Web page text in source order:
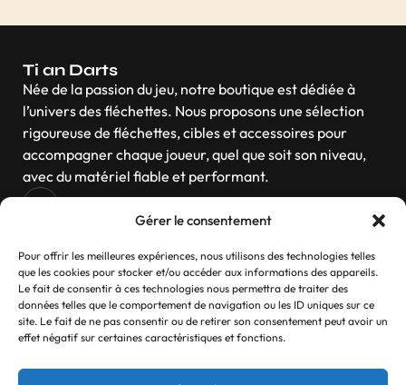
Gérer le consentement
Pour offrir les meilleures expériences, nous utilisons des technologies telles
que les cookies pour stocker et/ou accéder aux informations des appareils.
Le fait de consentir à ces technologies nous permettra de traiter des
données telles que le comportement de navigation ou les ID uniques sur ce
site. Le fait de ne pas consentir ou de retirer son consentement peut avoir un
effet négatif sur certaines caractéristiques et fonctions.
Ti an Darts
Née de la passion du jeu, notre boutique est dédiée à
l’univers des fléchettes. Nous proposons une sélection
rigoureuse de fléchettes, cibles et accessoires pour
accompagner chaque joueur, quel que soit son niveau,
avec du matériel fiable et performant.
Navigation
Contactez-nous